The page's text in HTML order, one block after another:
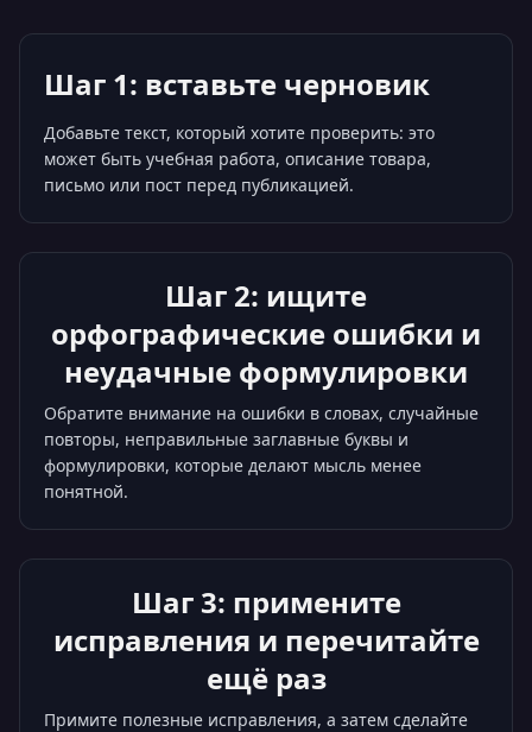
Шаг 1: вставьте черновик
Добавьте текст, который хотите проверить: это
может быть учебная работа, описание товара,
письмо или пост перед публикацией.
Шаг 2: ищите
орфографические ошибки и
неудачные формулировки
Обратите внимание на ошибки в словах, случайные
повторы, неправильные заглавные буквы и
формулировки, которые делают мысль менее
понятной.
Шаг 3: примените
исправления и перечитайте
ещё раз
Примите полезные исправления, а затем сделайте